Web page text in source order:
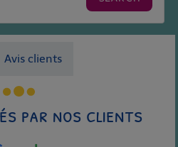
Avis clients
par nos clients